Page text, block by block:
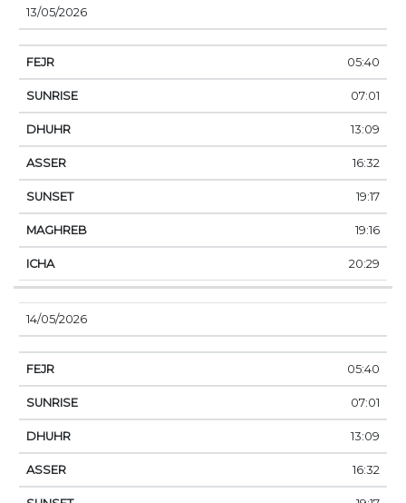
13/05/2026
05:40
07:01
13:09
16:32
19:17
19:16
20:29
14/05/2026
05:40
07:01
13:09
16:32